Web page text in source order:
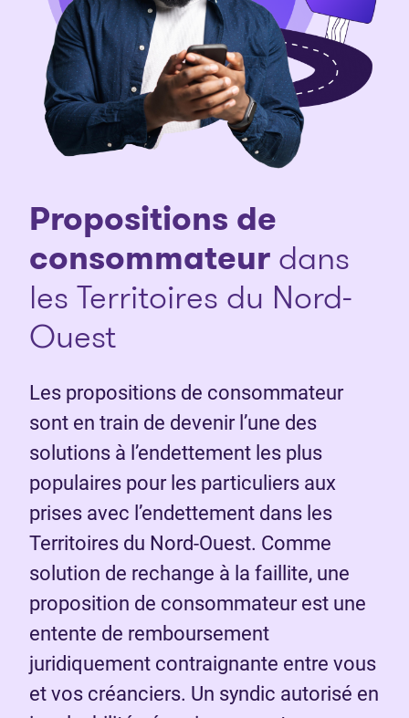
Propositions de
consommateurdans
les Territoires du Nord-
Ouest
Les propositions de consommateur
sont en train de devenir l’une des
solutions à l’endettement les plus
populaires pour les particuliers aux
prises avec l’endettement dans les
Territoires du Nord-Ouest. Comme
solution de rechange à la faillite, une
proposition de consommateur est une
entente de remboursement
juridiquement contraignante entre vous
et vos créanciers. Un syndic autorisé en